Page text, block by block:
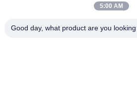
Машина
риса
5:00 AM
Good day, what product are you